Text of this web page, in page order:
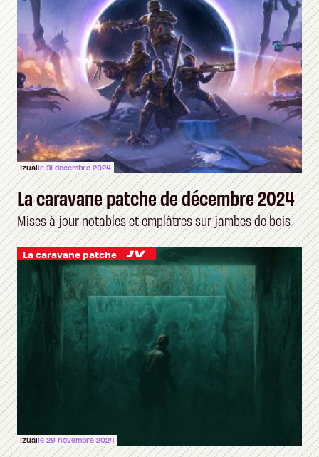
Izualle 31 décembre 2024
La caravane patche de décembre 2024
Mises à jour notables et emplâtres sur jambes de bois
La caravane patche
Izualle 29 novembre 2024